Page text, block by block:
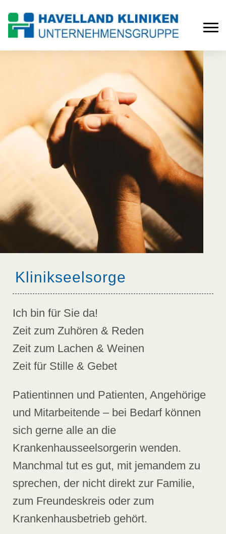
Klinikseelsorge
Ich bin für Sie da!
Zeit zum Zuhören & Reden
Zeit zum Lachen & Weinen
Zeit für Stille & Gebet
Patientinnen und Patienten, Angehörige
und Mitarbeitende – bei Bedarf können
sich gerne alle an die
Krankenhausseelsorgerin wenden.
Manchmal tut es gut, mit jemandem zu
sprechen, der nicht direkt zur Familie,
zum Freundeskreis oder zum
Krankenhausbetrieb gehört.